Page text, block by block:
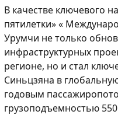
В качестве ключевого
пятилетки» «
Урумчи не только
инфраструктурных
регионе, но и стал
Синьцзяна в
годовым
грузоподъемностью